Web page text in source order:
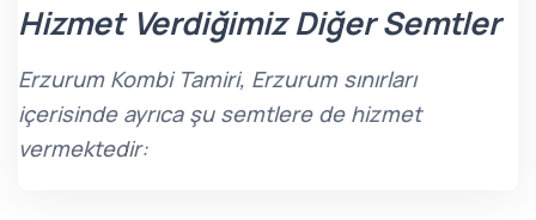
Hizmet Verdiğimiz Diğer Semtler
Erzurum Kombi Tamiri, Erzurum sınırları
içerisinde ayrıca şu semtlere de hizmet
vermektedir: